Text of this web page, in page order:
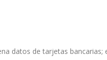
datos de tarjetas bancarias;